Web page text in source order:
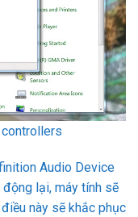
controllers
Audio Device
lại, máy tính sẽ
này sẽ khắc phục